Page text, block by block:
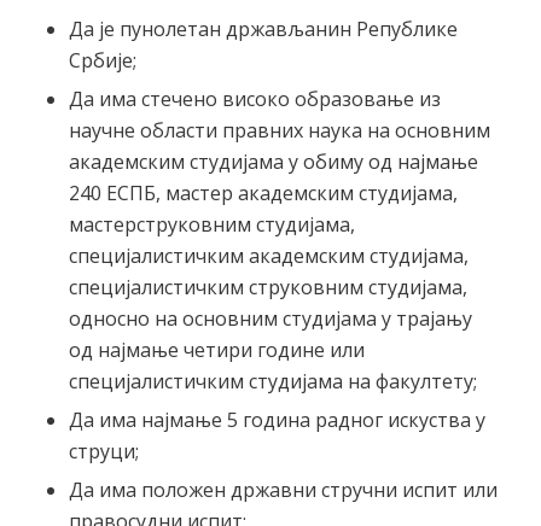
Да је пунолетан држављанин Републике
Србије;
Да има стечено високо образовање из
научне области правних наука на основним
академским студијама у обиму од најмање
240 ЕСПБ, мастер академским студијама,
мастерструковним студијама,
специјалистичким академским студијама,
специјалистичким струковним студијама,
односно на основним студијама у трајању
од најмање четири године или
специјалистичким студијама на факултету;
Да има најмање 5 година радног искуства у
струци;
Да има положен државни стручни испит или